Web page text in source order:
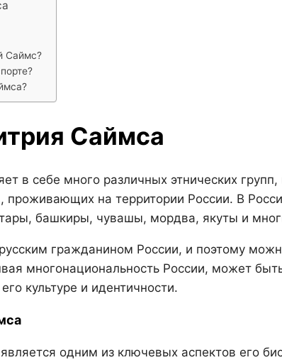
Саймс?
Саймса
в себе много различных этнических
на территории России. В
башкиры, чувашы, мордва, якуты и
гражданином России, и поэтому
многонациональность России, может
культуре и идентичности.
одним из ключевых аспектов его